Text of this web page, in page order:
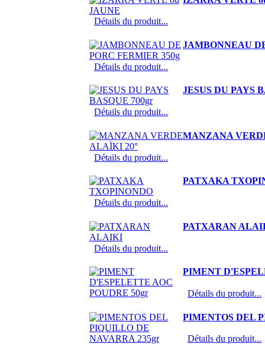
Détails du produit...
JAMBONNEAU
Détails du produit...
JESUS DU PAYS
Détails du produit...
MANZANA
Détails du produit...
PATXAKA
Détails du produit...
PATXARAN
Détails du produit...
PIMENT
Détails du produit...
PIMENTOS DEL
Détails du produit...